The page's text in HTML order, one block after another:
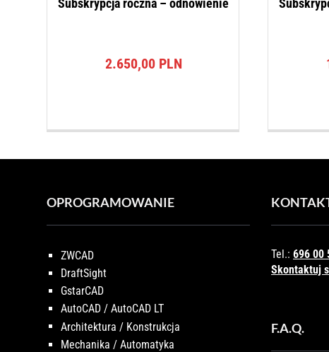
Subskrypcja roczna – odnowienie
2.650,00 PLN
OPROGRAMOWANIE
ZWCAD
DraftSight
GstarCAD
AutoCAD / AutoCAD LT
Architektura / Konstrukcja
Mechanika / Automatyka
Tel.: 696 00
Skontaktuj
F.A.Q.